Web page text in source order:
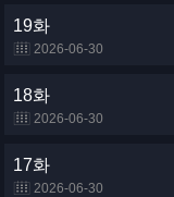
19화
2026-06-30
18화
2026-06-30
17화
2026-06-30